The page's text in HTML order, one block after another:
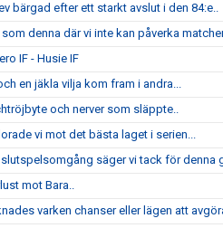
bärgad efter ett starkt avslut i den 84:e..
denna där vi inte kan påverka
IF - Husie IF
en jäkla vilja kom fram i andra...
och nerver som släppte..
vi mot det bästa laget i serien...
slutspelsomgång säger vi tack för denna
mot Bara..
varken chanser eller lägen att